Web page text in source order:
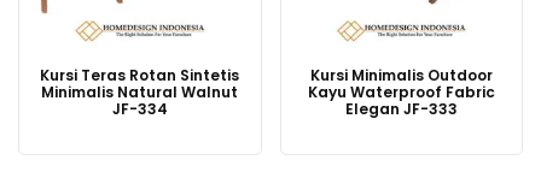
Kursi Teras Rotan Sintetis
Minimalis Natural Walnut
JF-334
Kursi Minimalis Outdoor
Kayu Waterproof Fabric
Elegan JF-333